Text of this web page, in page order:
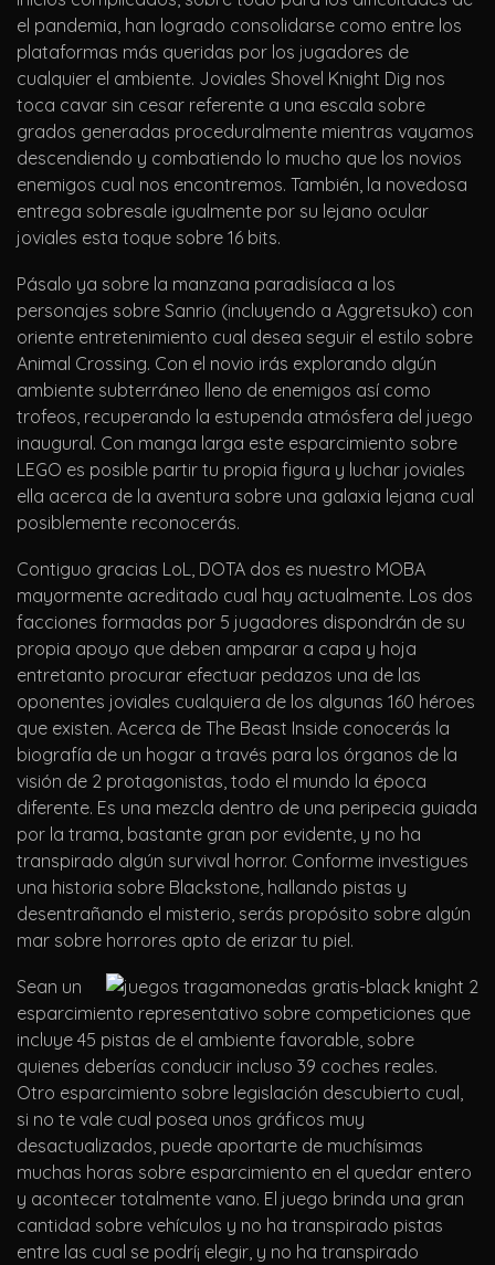
el pandemia, han logrado consolidarse como entre los
plataformas más queridas por los jugadores de
cualquier el ambiente. Joviales Shovel Knight Dig nos
toca cavar sin cesar referente a una escala sobre
grados generadas proceduralmente mientras vayamos
descendiendo y combatiendo lo mucho que los novios
enemigos cual nos encontremos. También, la novedosa
entrega sobresale igualmente por su lejano ocular
joviales esta toque sobre 16 bits.
Pásalo ya sobre la manzana paradisíaca a los
personajes sobre Sanrio (incluyendo a Aggretsuko) con
oriente entretenimiento cual desea seguir el estilo sobre
Animal Crossing. Con el novio irás explorando algún
ambiente subterráneo lleno de enemigos así­ como
trofeos, recuperando la estupenda atmósfera del juego
inaugural. Con manga larga este esparcimiento sobre
LEGO es posible partir tu propia figura y luchar joviales
ella acerca de la aventura sobre una galaxia lejana cual
posiblemente reconocerás.
Contiguo gracias LoL, DOTA dos es nuestro MOBA
mayormente acreditado cual hay actualmente. Los dos
facciones formadas por 5 jugadores dispondrán de su
propia apoyo que deben amparar a capa y hoja
entretanto procurar efectuar pedazos una de las
oponentes joviales cualquiera de los algunas 160 héroes
que existen. Acerca de The Beast Inside conocerás la
biografía de un hogar a través para los órganos de la
visión de 2 protagonistas, todo el mundo la época
diferente. Es una mezcla dentro de una peripecia guiada
por la trama, bastante gran por evidente, y no ha
transpirado algún survival horror. Conforme investigues
una historia sobre Blackstone, hallando pistas y
desentrañando el misterio, serás propósito sobre algún
mar sobre horrores apto de erizar tu piel.
Sean un
esparcimiento representativo sobre competiciones que
incluye 45 pistas de el ambiente favorable, sobre
quienes deberías conducir incluso 39 coches reales.
Otro esparcimiento sobre legislación descubierto cual,
si no te vale cual posea unos gráficos muy
desactualizados, puede aportarte de muchísimas
muchas horas sobre esparcimiento en el quedar entero
y acontecer totalmente vano. El juego brinda una gran
cantidad sobre vehículos y no ha transpirado pistas
entre las cual se podrí¡ elegir, y no ha transpirado